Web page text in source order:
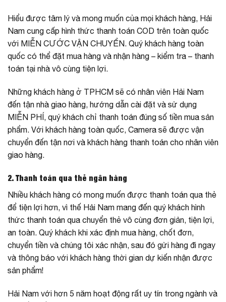
Hiểu được tâm lý và mong muốn của mọi khách hàng, Hải
Nam cung cấp hình thức thanh toán COD trên toàn quốc
với MIỄN CƯỚC VẬN CHUYỂN. Quý khách hàng toàn
quốc có thể đặt mua hàng và nhận hàng – kiểm tra – thanh
toán tại nhà vô cùng tiện lợi.
Những khách hàng ở TPHCM sẽ có nhân viên Hải Nam
đến tận nhà giao hàng, hướng dẫn cài đặt và sử dụng
MIỄN PHÍ, quý khách chỉ thanh toán đúng số tiền mua sản
phẩm. Với khách hàng toàn quốc, Camera sẽ được vận
chuyển đến tận nơi và khách hàng thanh toán cho nhân viên
giao hàng.
2. Thanh toán qua thẻ ngân hàng
Nhiều khách hàng có mong muốn được thanh toán qua thẻ
để tiện lợi hơn, vì thế Hải Nam mang đến quý khách hình
thức thanh toán qua chuyển thẻ vô cùng đơn giản, tiện lợi,
an toàn. Quý khách khi xác định mua hàng, chốt đơn,
chuyển tiền và chúng tôi xác nhận, sau đó gửi hàng đi ngay
và thông báo với khách hàng thời gian dự kiến nhận được
sản phẩm!
Hải Nam với hơn 5 năm hoạt động rất uy tín trong ngành và